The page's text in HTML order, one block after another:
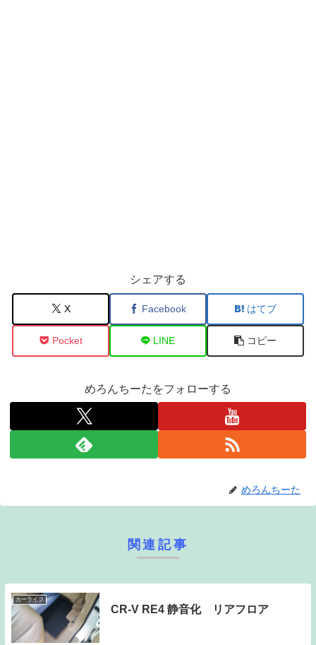
シェアする
X Facebook はてブ
Pocket LINE コピー
めろんちーたをフォローする
めろんちーた
関連記事
カーライフ
CR-V RE4 静音化 リアフロア